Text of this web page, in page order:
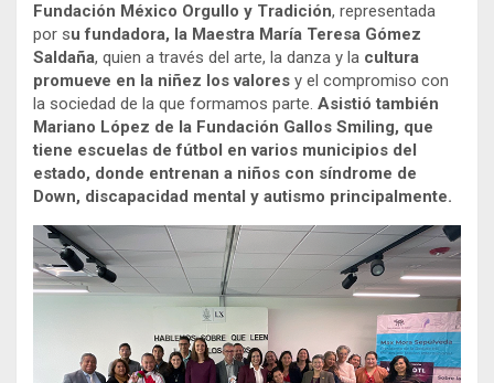
Fundación México Orgullo y Tradición, representada
por su fundadora, la Maestra María Teresa Gómez
Saldaña, quien a través del arte, la danza y la cultura
promueve en la niñez los valores y el compromiso con
la sociedad de la que formamos parte. Asistió también
Mariano López de la Fundación Gallos Smiling, que
tiene escuelas de fútbol en varios municipios del
estado, donde entrenan a niños con síndrome de
Down, discapacidad mental y autismo principalmente.